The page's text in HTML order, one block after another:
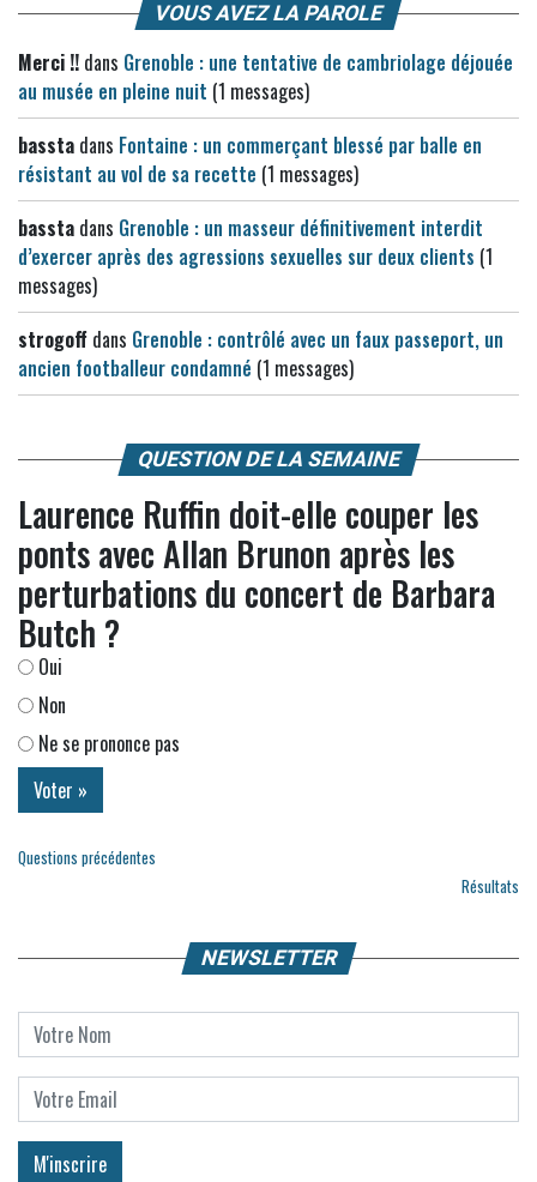
VOUS AVEZ LA PAROLE
Merci !! dans Grenoble : une tentative de cambriolage déjouée
au musée en pleine nuit (1 messages)
bassta dans Fontaine : un commerçant blessé par balle en
résistant au vol de sa recette (1 messages)
bassta dans Grenoble : un masseur définitivement interdit
d’exercer après des agressions sexuelles sur deux clients (1
messages)
strogoff dans Grenoble : contrôlé avec un faux passeport, un
ancien footballeur condamné (1 messages)
QUESTION DE LA SEMAINE
Laurence Ruffin doit-elle couper les
ponts avec Allan Brunon après les
perturbations du concert de Barbara
Butch ?
Oui
Non
Ne se prononce pas
Questions précédentes
Résultats
NEWSLETTER